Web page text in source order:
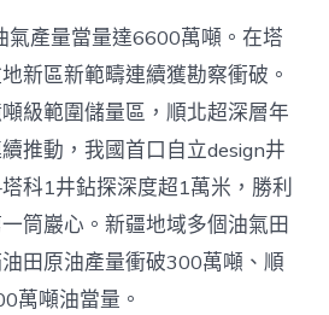
氣產量當量達6600萬噸。在塔
新區新範疇連續獲勘察衝破。
級範圍儲量區，順北超深層年
推動，我國首口自立design井
科1井鉆探深度超1萬米，勝利
筒巖心。新疆地域多個油氣田
田原油產量衝破300萬噸、順
萬噸油當量。